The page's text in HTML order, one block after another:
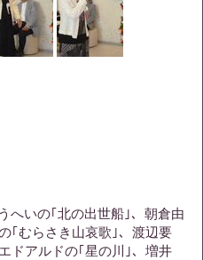
へいの｢北の出世船｣、朝倉由
｢むらさき山哀歌｣、渡辺要
ドアルドの｢星の川｣、増井